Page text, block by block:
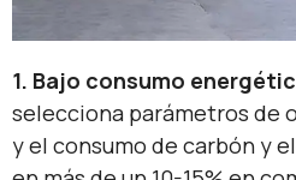
1. Bajo consumo
selecciona parámetros de
y el consumo de carbón y